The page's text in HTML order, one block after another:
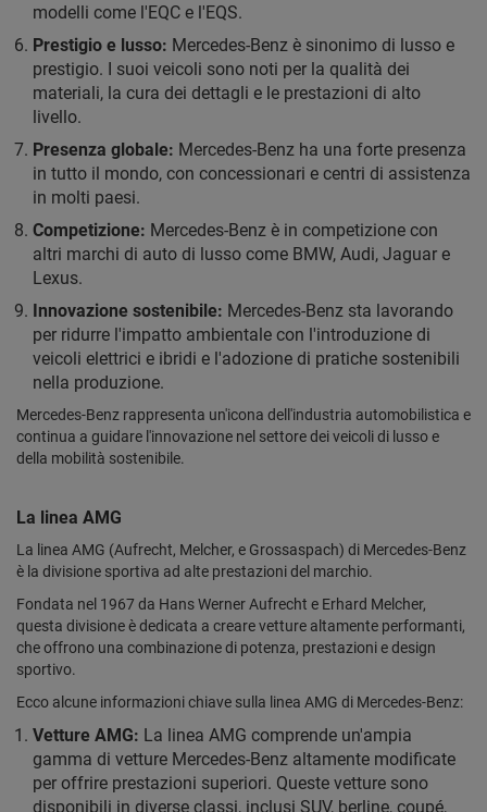
modelli come l'EQC e l'EQS.
Prestigio e lusso: Mercedes-Benz è sinonimo di lusso e
prestigio. I suoi veicoli sono noti per la qualità dei
materiali, la cura dei dettagli e le prestazioni di alto
livello.
Presenza globale: Mercedes-Benz ha una forte presenza
in tutto il mondo, con concessionari e centri di assistenza
in molti paesi.
Competizione: Mercedes-Benz è in competizione con
altri marchi di auto di lusso come BMW, Audi, Jaguar e
Lexus.
Innovazione sostenibile: Mercedes-Benz sta lavorando
per ridurre l'impatto ambientale con l'introduzione di
veicoli elettrici e ibridi e l'adozione di pratiche sostenibili
nella produzione.
Mercedes-Benz rappresenta un'icona dell'industria automobilistica e
continua a guidare l'innovazione nel settore dei veicoli di lusso e
della mobilità sostenibile.
La linea AMG
La linea AMG (Aufrecht, Melcher, e Grossaspach) di Mercedes-Benz
è la divisione sportiva ad alte prestazioni del marchio.
Fondata nel 1967 da Hans Werner Aufrecht e Erhard Melcher,
questa divisione è dedicata a creare vetture altamente performanti,
che offrono una combinazione di potenza, prestazioni e design
sportivo.
Ecco alcune informazioni chiave sulla linea AMG di Mercedes-Benz:
Vetture AMG: La linea AMG comprende un'ampia
gamma di vetture Mercedes-Benz altamente modificate
per offrire prestazioni superiori. Queste vetture sono
disponibili in diverse classi, inclusi SUV, berline, coupé,